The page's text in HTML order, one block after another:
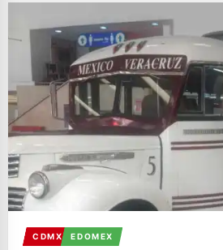
CDMX EDOMEX